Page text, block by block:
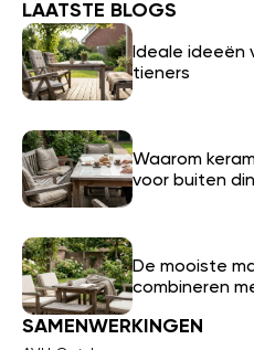
LAATSTE BLOGS
Ideale ideeën
tieners
Waarom
voor buiten
De mooiste
combineren
SAMENWERKINGEN